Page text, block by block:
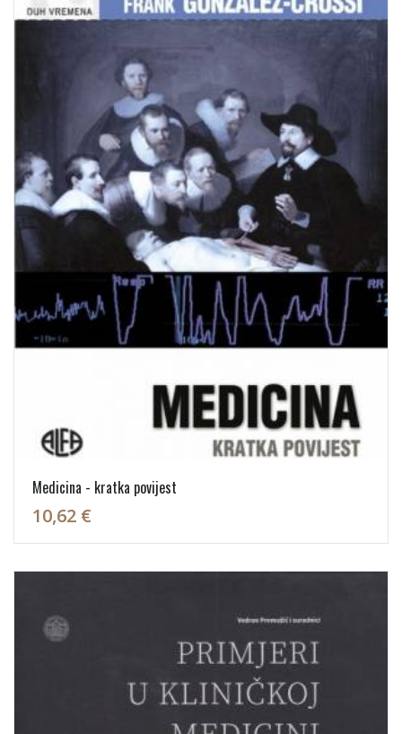
Medicina - kratka povijest
10,62 €